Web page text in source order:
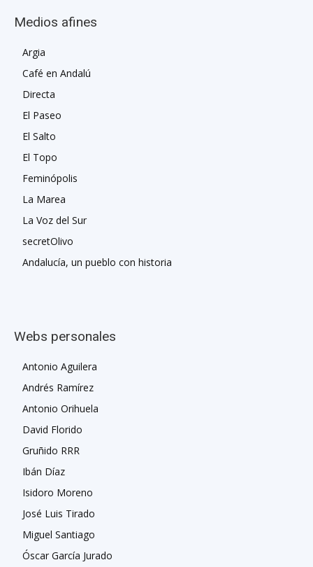
Medios afines
Argia
Café en Andalú
Directa
El Paseo
El Salto
El Topo
Feminópolis
La Marea
La Voz del Sur
secretOlivo
Andalucía, un pueblo con historia
Webs personales
Antonio Aguilera
Andrés Ramírez
Antonio Orihuela
David Florido
Gruñido RRR
Ibán Díaz
Isidoro Moreno
José Luis Tirado
Miguel Santiago
Óscar García Jurado